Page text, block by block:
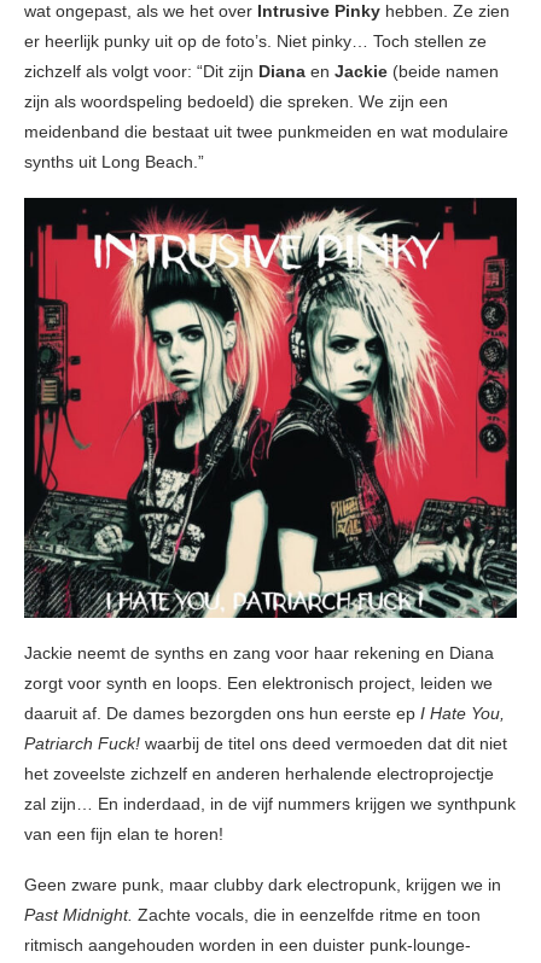
wat ongepast, als we het over Intrusive Pinky hebben. Ze zien
er heerlijk punky uit op de foto’s. Niet pinky… Toch stellen ze
zichzelf als volgt voor: “Dit zijn Diana en Jackie (beide namen
zijn als woordspeling bedoeld) die spreken. We zijn een
meidenband die bestaat uit twee punkmeiden en wat modulaire
synths uit Long Beach.”
Jackie neemt de synths en zang voor haar rekening en Diana
zorgt voor synth en loops. Een elektronisch project, leiden we
daaruit af. De dames bezorgden ons hun eerste ep I Hate You,
Patriarch Fuck! waarbij de titel ons deed vermoeden dat dit niet
het zoveelste zichzelf en anderen herhalende electroprojectje
zal zijn… En inderdaad, in de vijf nummers krijgen we synthpunk
van een fijn elan te horen!
Geen zware punk, maar clubby dark electropunk, krijgen we in
Past Midnight. Zachte vocals, die in eenzelfde ritme en toon
ritmisch aangehouden worden in een duister punk-lounge-